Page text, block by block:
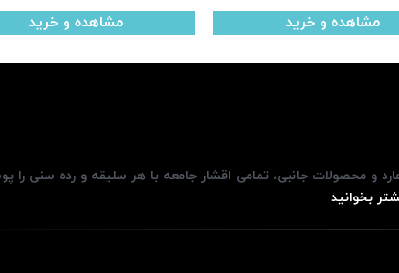
مشاهده و خرید
مشاهده و خرید
و محصولات جانبی، تمامی اقشار جامعه با هر سلیقه و رده سنی
بخوانید